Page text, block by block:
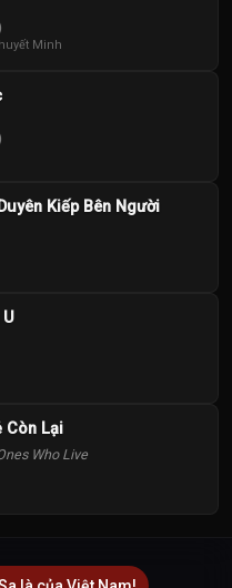
Minh
Kiếp Bên Người
Còn Lại
Who Live